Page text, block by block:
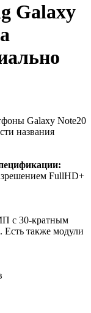
Galaxy
Galaxy Note20
названия
FullHD+
с 30-кратным
также модули